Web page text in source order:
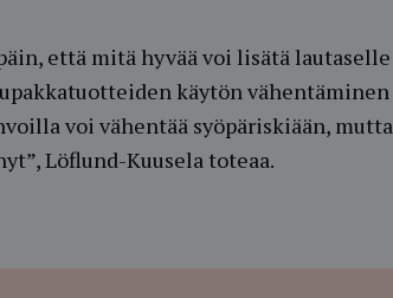
että mitä hyvää voi lisätä
käytön vähentäminen
voi vähentää syöpäriskiään,
Löflund-Kuusela toteaa.